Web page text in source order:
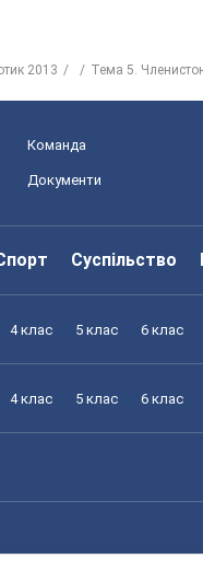
2013 Тема 5.
Команда
Документи
Суспільство
4 клас 5 клас 6 клас
4 клас 5 клас 6 клас